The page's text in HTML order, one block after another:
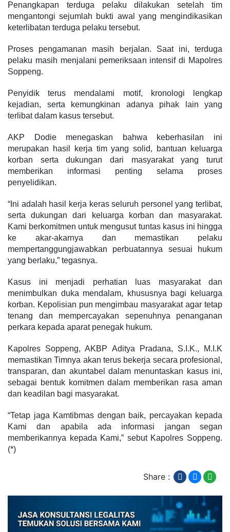
Penangkapan terduga pelaku dilakukan setelah tim
mengantongi sejumlah bukti awal yang mengindikasikan
keterlibatan terduga pelaku tersebut.
Proses pengamanan masih berjalan. Saat ini, terduga
pelaku masih menjalani pemeriksaan intensif di Mapolres
Soppeng.
Penyidik terus mendalami motif, kronologi lengkap
kejadian, serta kemungkinan adanya pihak lain yang
terlibat dalam kasus tersebut.
AKP Dodie menegaskan bahwa keberhasilan ini
merupakan hasil kerja tim yang solid, bantuan keluarga
korban serta dukungan dari masyarakat yang turut
memberikan informasi penting selama proses
penyelidikan.
“Ini adalah hasil kerja keras seluruh personel yang terlibat,
serta dukungan dari keluarga korban dan masyarakat.
Kami berkomitmen untuk mengusut tuntas kasus ini hingga
ke akar-akarnya dan memastikan pelaku
mempertanggungjawabkan perbuatannya sesuai hukum
yang berlaku,” tegasnya.
Kasus ini menjadi perhatian luas masyarakat dan
menimbulkan duka mendalam, khususnya bagi keluarga
korban. Kepolisian pun mengimbau masyarakat agar tetap
tenang dan mempercayakan sepenuhnya penanganan
perkara kepada aparat penegak hukum.
Kapolres Soppeng, AKBP Aditya Pradana, S.I.K., M.I.K
memastikan Timnya akan terus bekerja secara profesional,
transparan, dan akuntabel dalam menuntaskan kasus ini,
sebagai bentuk komitmen dalam memberikan rasa aman
dan keadilan bagi masyarakat.
“Tetap jaga Kamtibmas dengan baik, percayakan kepada
Kami dan apabila ada informasi jangan segan
memberikannya kepada Kami,” sebut Kapolres Soppeng.
(*)
Share :